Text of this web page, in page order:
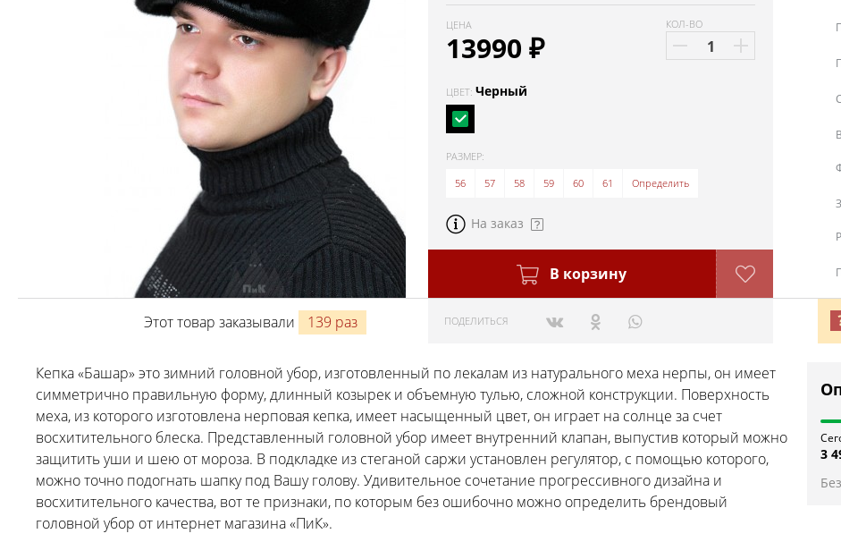
ЦЕНА
13990 ₽
КОЛ-ВО
ЦВЕТ: Черный
РАЗМЕР:
56
57 58 59 60 61 Определить
На заказ
В корзину
ПОДЕЛИТЬСЯ
Этот товар заказывали 139 раз
Кепка «Башар» это зимний головной убор, изготовленный по лекалам из натурального меха нерпы, он имеет
симметрично правильную форму, длинный козырек и объемную тулью, сложной конструкции. Поверхность
меха, из которого изготовлена нерповая кепка, имеет насыщенный цвет, он играет на солнце за счет
восхитительного блеска. Представленный головной убор имеет внутренний клапан, выпустив который можно
защитить уши и шею от мороза. В подкладке из стеганой саржи установлен регулятор, с помощью которого,
можно точно подогнать шапку под Вашу голову. Удивительное сочетание прогрессивного дизайна и
восхитительного качества, вот те признаки, по которым без ошибочно можно определить брендовый
головной убор от интернет магазина «ПиК».
3